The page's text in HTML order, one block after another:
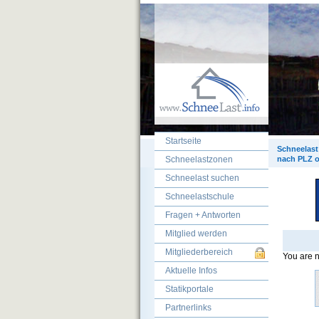
You are
nach PLZ
Startseite
Schneelastzonen
Schneelast suchen
Schneelastschule
Fragen + Antworten
Mitglied werden
Mitgliederbereich
Aktuelle Infos
Statikportale
Partnerlinks